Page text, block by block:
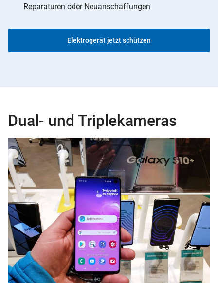
Reparaturen oder Neuanschaffungen
Elektrogerät jetzt schützen
Dual- und Triplekameras